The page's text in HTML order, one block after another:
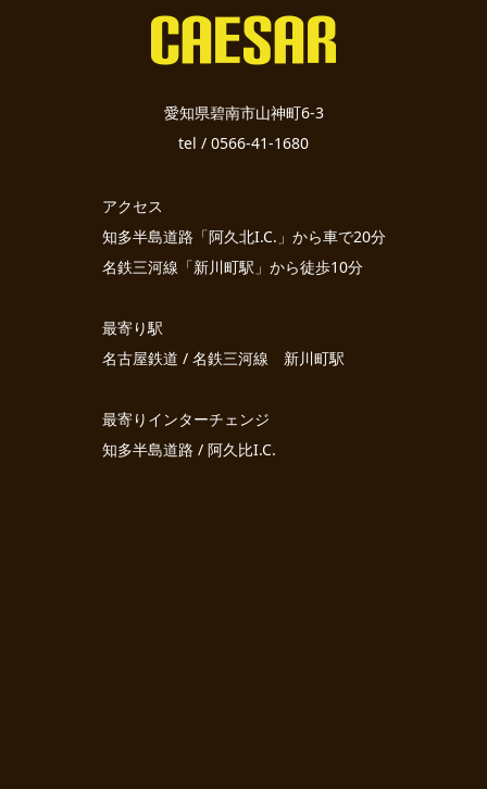
愛知県碧南市山神町6-3
tel / 0566-41-1680
アクセス
知多半島道路「阿久北I.C.」から車で20分
名鉄三河線「新川町駅」から徒歩10分
最寄り駅
名古屋鉄道 / 名鉄三河線 新川町駅
最寄りインターチェンジ
知多半島道路 / 阿久比I.C.